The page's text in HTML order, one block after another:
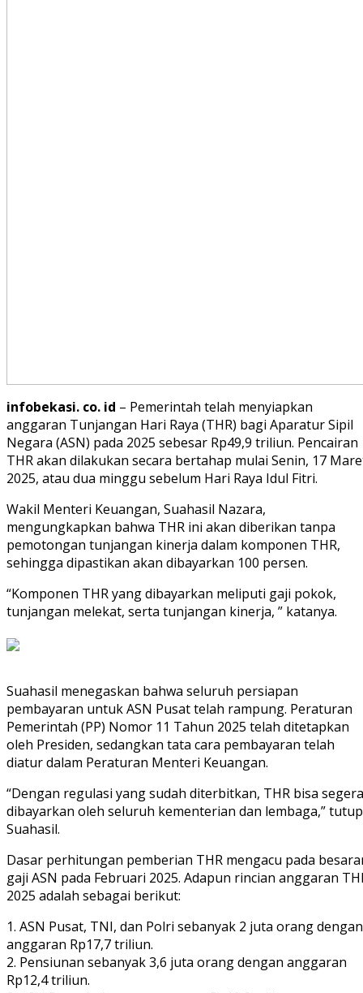
infobekasi. co. id – Pemerintah telah menyiapkan
anggaran Tunjangan Hari Raya (THR) bagi Aparatur Sipil
Negara (ASN) pada 2025 sebesar Rp49,9 triliun. Pencairan
THR akan dilakukan secara bertahap mulai Senin, 17
2025, atau dua minggu sebelum Hari Raya Idul Fitri.
Wakil Menteri Keuangan, Suahasil Nazara,
mengungkapkan bahwa THR ini akan diberikan tanpa
pemotongan tunjangan kinerja dalam komponen THR,
sehingga dipastikan akan dibayarkan 100 persen.
“Komponen THR yang dibayarkan meliputi gaji pokok,
tunjangan melekat, serta tunjangan kinerja, ” katanya.
Suahasil menegaskan bahwa seluruh persiapan
pembayaran untuk ASN Pusat telah rampung. Peraturan
Pemerintah (PP) Nomor 11 Tahun 2025 telah ditetapkan
oleh Presiden, sedangkan tata cara pembayaran telah
diatur dalam Peraturan Menteri Keuangan.
“Dengan regulasi yang sudah diterbitkan, THR bisa segera
dibayarkan oleh seluruh kementerian dan lembaga,” tutup
Suahasil.
Dasar perhitungan pemberian THR mengacu pada
gaji ASN pada Februari 2025. Adapun rincian anggaran
2025 adalah sebagai berikut:
1. ASN Pusat, TNI, dan Polri sebanyak 2 juta orang dengan
anggaran Rp17,7 triliun.
2. Pensiunan sebanyak 3,6 juta orang dengan anggaran
Rp12,4 triliun.